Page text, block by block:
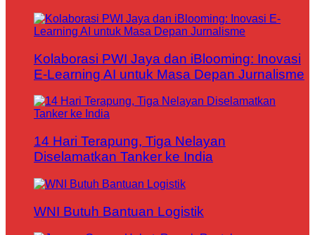
Kolaborasi PWI Jaya dan iBlooming: Inovasi
E-Learning AI untuk Masa Depan Jurnalisme
14 Hari Terapung, Tiga Nelayan
Diselamatkan Tanker ke India
WNI Butuh Bantuan Logistik